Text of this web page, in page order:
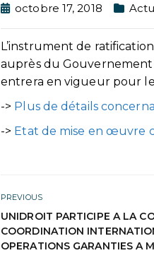
octobre 17, 2018
L’instrument de
auprès du Gouvernement
entrera en vigueur pour le
-> Plus de détails
-> Etat de mise en œuvre
PREVIOUS
UNIDROIT PARTICIPE A LA
COORDINATION
OPERATIONS GARANTIES A